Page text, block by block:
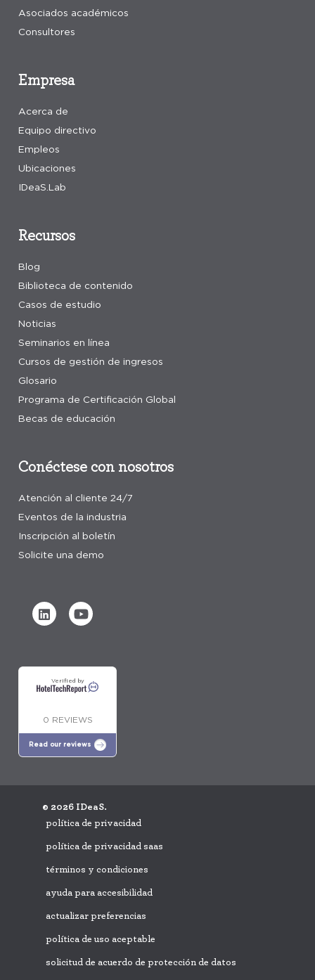
Empresa
Acerca de
Equipo directivo
Empleos
Ubicaciones
IDeaS.Lab
Recursos
Blog
Biblioteca de contenido
Casos de estudio
Noticias
Seminarios en línea
Cursos de gestión de ingresos
Glosario
Programa de Certificación Global
Becas de educación
Conéctese con nosotros
Atención al cliente 24/7
Eventos de la industria
Inscripción al boletín
Solicite una demo
Asociados académicos
Consultores
Verified by
0 REVIEWS
Read our reviews
© 2026 IDeaS.
política de privacidad
política de privacidad saas
términos y condiciones
ayuda para accesibilidad
actualizar preferencias
política de uso aceptable
solicitud de acuerdo de protección de datos